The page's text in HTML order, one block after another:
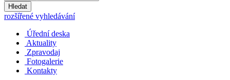
Hledat
rozšířené vyhledávání
Úřední deska
Aktuality
Zpravodaj
Fotogalerie
Kontakty